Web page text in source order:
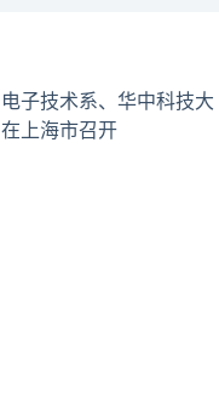
子技术系、华中科技大
上海市召开